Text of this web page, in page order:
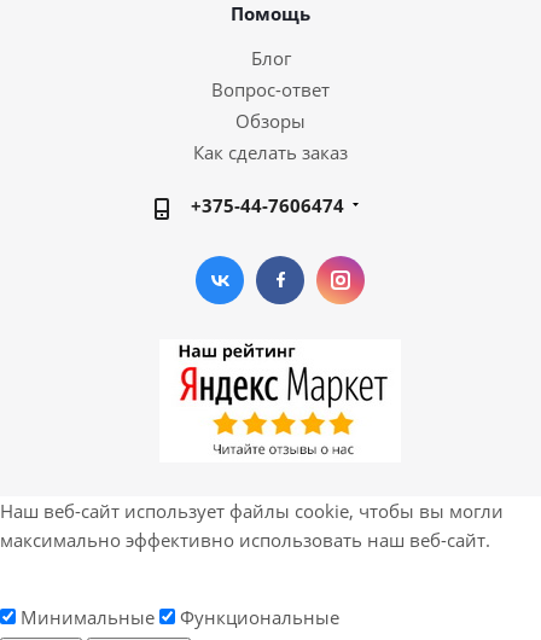
Помощь
Блог
Вопрос-ответ
Обзоры
Как сделать заказ
+375-44-7606474
Наш веб-сайт использует файлы cookie, чтобы вы могли
максимально эффективно использовать наш веб-сайт.
Минимальные Функциональные